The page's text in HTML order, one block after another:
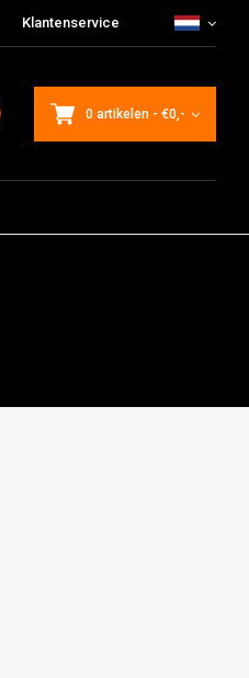
Klantenservice
0 artikelen - €0,-